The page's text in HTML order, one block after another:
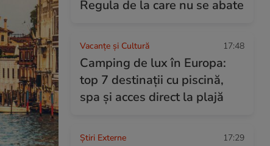
Regula de la care nu se abate
Vacanțe și Cultură 17:48
Camping de lux în Europa:
top 7 destinații cu piscină,
spa și acces direct la plajă
Știri Externe 17:29